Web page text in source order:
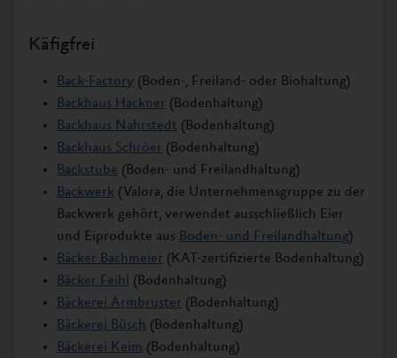
Käfigfrei
Back-Factory (Boden-, Freiland- oder Biohaltung)
Backhaus Hackner (Bodenhaltung)
Backhaus Nahrstedt (Bodenhaltung)
Backhaus Schröer (Bodenhaltung)
Backstube (Boden- und Freilandhaltung)
Backwerk (Valora, die Unternehmensgruppe zu der
Backwerk gehört, verwendet ausschließlich Eier
und Eiprodukte aus Boden- und Freilandhaltung)
Bäcker Bachmeier (KAT-zertifizierte Bodenhaltung)
Bäcker Feihl
(Bodenhaltung)
Bäckerei Armbruster (Bodenhaltung)
Bäckerei Büsch (Bodenhaltung)
Bäckerei Keim (Bodenhaltung)